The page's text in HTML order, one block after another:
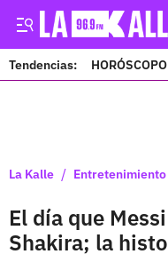
Tendencias:
La Kalle / Entretenimiento
El día que
Shakira; la